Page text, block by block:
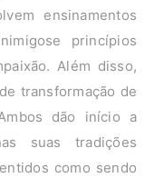
ensinamentos
princípios
Além disso,
transformação de
dão início a
suas tradições
como sendo